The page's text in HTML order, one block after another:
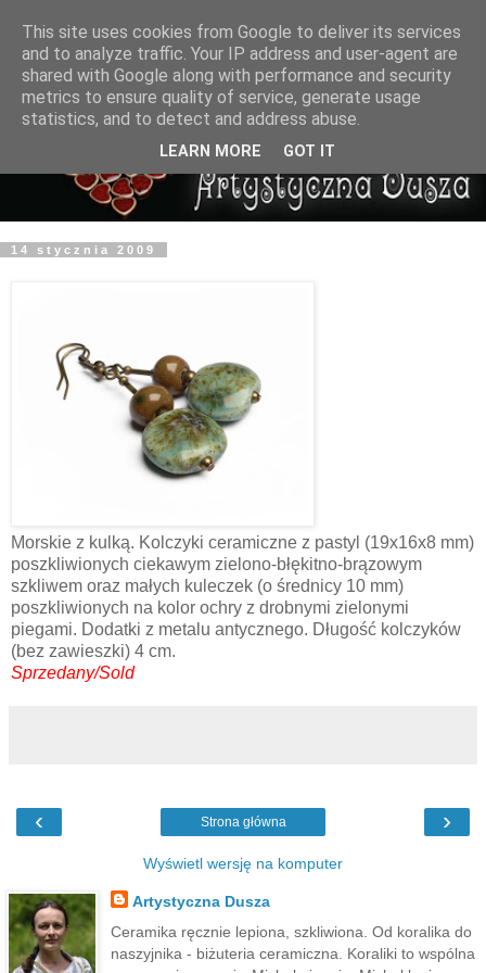
14 stycznia 2009
Morskie z kulką. Kolczyki ceramiczne z pastyl (19x16x8 mm)
poszkliwionych ciekawym zielono-błękitno-brązowym
szkliwem oraz małych kuleczek (o średnicy 10 mm)
poszkliwionych na kolor ochry z drobnymi zielonymi
piegami. Dodatki z metalu antycznego. Długość kolczyków
(bez zawieszki) 4 cm.
Sprzedany/Sold
‹ ›
Strona główna
Wyświetl wersję na komputer
Artystyczna Dusza
Ceramika ręcznie lepiona, szkliwiona. Od koralika do
naszyjnika - biżuteria ceramiczna. Koraliki to wspólna
This site uses cookies from Google to deliver its services
and to analyze traffic. Your IP address and user-agent are
shared with Google along with performance and security
metrics to ensure quality of service, generate usage
statistics, and to detect and address abuse.
LEARN MORE GOT IT